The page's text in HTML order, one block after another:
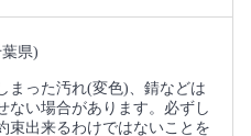
県)
まった汚れ(変色)、錆などは
ない場合があります。必ずし
束出来るわけではないことを